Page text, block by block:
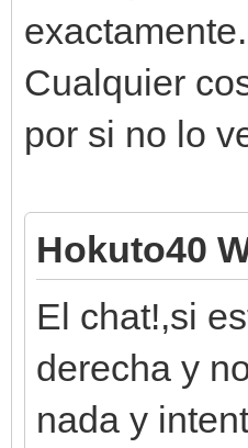
exactamente.
Cualquier
por si no lo
Hokuto40
El chat!,si
derecha y
nada y